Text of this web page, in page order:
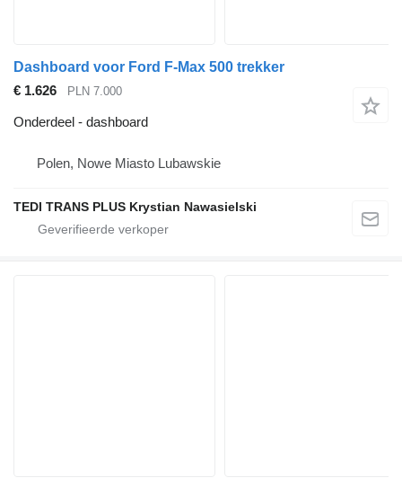
Dashboard voor Ford F-Max 500 trekker
€ 1.626
PLN 7.000
Onderdeel - dashboard
Polen, Nowe Miasto Lubawskie
TEDI TRANS PLUS Krystian Nawasielski